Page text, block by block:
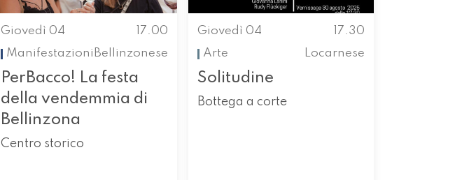
Giovedì 04
17.00
Manifestazioni Bellinzonese
PerBacco! La festa
della vendemmia di
Bellinzona
Centro storico
Giovedì 04
17.30
Arte
Locarnese
Solitudine
Bottega a corte